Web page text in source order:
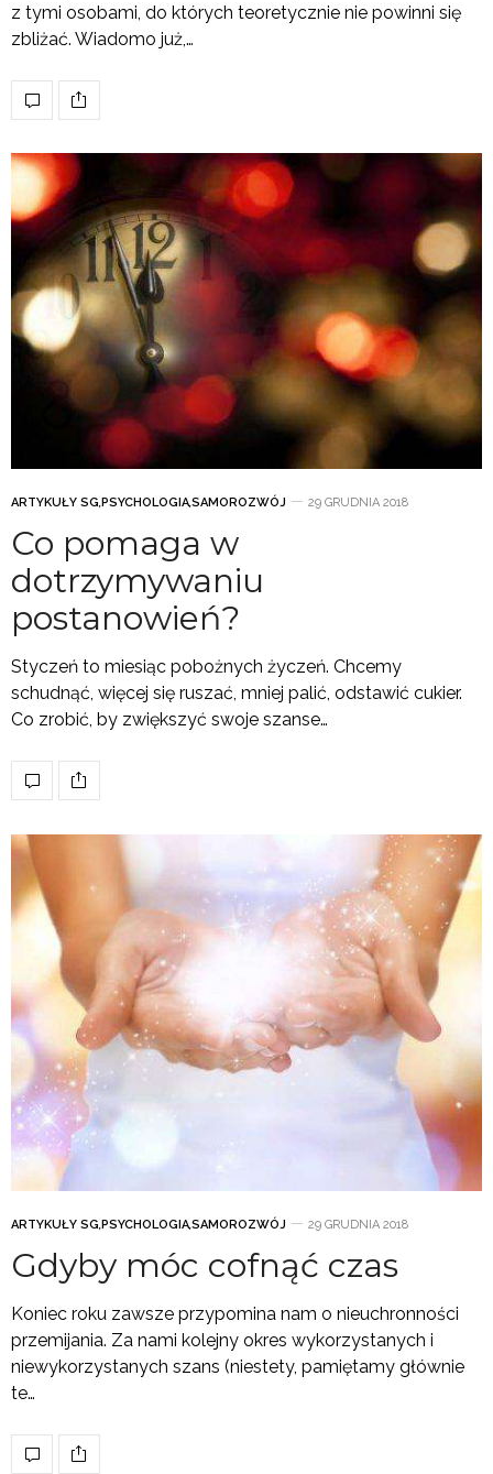
z tymi osobami, do których teoretycznie nie powinni się
zbliżać. Wiadomo już,…
ARTYKUŁY SG PSYCHOLOGIASAMOROZWÓJ 29 GRUDNIA 2018
Co pomaga w
dotrzymywaniu
postanowień?
Styczeń to miesiąc pobożnych życzeń. Chcemy
schudnąć, więcej się ruszać, mniej palić, odstawić cukier.
Co zrobić, by zwiększyć swoje szanse…
ARTYKUŁY SG,PSYCHOLOGIA,SAMOROZWÓJ 29 GRUDNIA 2018
Gdyby móc cofnąć czas
Koniec roku zawsze przypomina nam o nieuchronności
przemijania. Za nami kolejny okres wykorzystanych i
niewykorzystanych szans (niestety, pamiętamy głównie
te…